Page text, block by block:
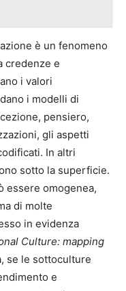
è un fenomeno
credenze e
i valori
i modelli di
pensiero,
gli aspetti
In altri
sotto la superficie.
essere omogenea,
di molte
in evidenza
Culture: mapping
se le sottoculture
e